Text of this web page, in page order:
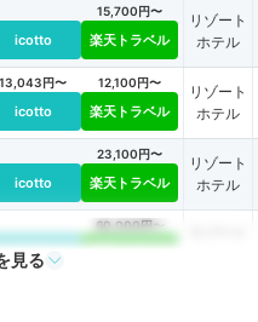
icotto
15,700円〜
楽天トラベル
リゾート
ホテル
13,043円〜
icotto
12,100円〜
楽天トラベル
リゾート
ホテル
icotto
23,100円〜
楽天トラベル
リゾート
ホテル
icotto
60,000円〜
見る